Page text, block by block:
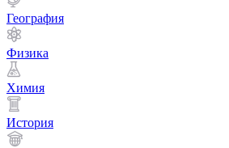
География
Физика
Химия
История